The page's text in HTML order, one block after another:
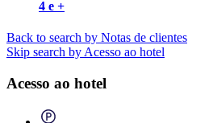
4 e +
Back to search by Notas de clientes
Skip search by Acesso ao hotel
Acesso ao hotel